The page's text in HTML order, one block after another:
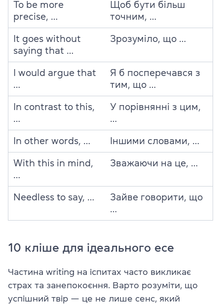
To be more
precise, …
Щоб бути більш
точним, …
It goes without
saying that …
Зрозуміло, що …
I would argue that
Я б посперечався з
тим, що …
In contrast to this,
У порівнянні з цим,
In other words, … Іншими словами, …
With this in mind,
Зважаючи на це, …
Needless to say, …
Зайве говорити, що
10 кліше для ідеального есе
Частина writing на іспитах часто викликає
страх та занепокоєння. Варто розуміти, що
успішний твір — це не лише сенс, який